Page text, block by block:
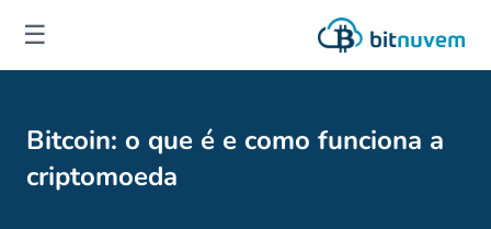
☰
Bitcoin: o que é e como funciona a
criptomoeda